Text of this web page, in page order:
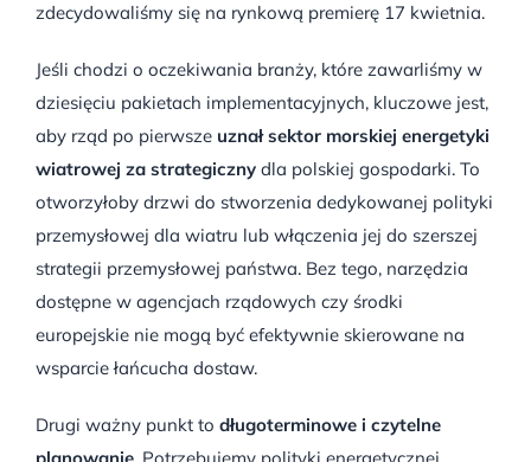
zdecydowaliśmy się na rynkową premierę 17 kwietnia.
Jeśli chodzi o oczekiwania branży, które zawarliśmy w
dziesięciu pakietach implementacyjnych, kluczowe jest,
aby rząd po pierwsze uznał sektor morskiej energetyki
wiatrowej za strategiczny dla polskiej gospodarki. To
otworzyłoby drzwi do stworzenia dedykowanej polityki
przemysłowej dla wiatru lub włączenia jej do szerszej
strategii przemysłowej państwa. Bez tego, narzędzia
dostępne w agencjach rządowych czy środki
europejskie nie mogą być efektywnie skierowane na
wsparcie łańcucha dostaw.
Drugi ważny punkt to długoterminowe i czytelne